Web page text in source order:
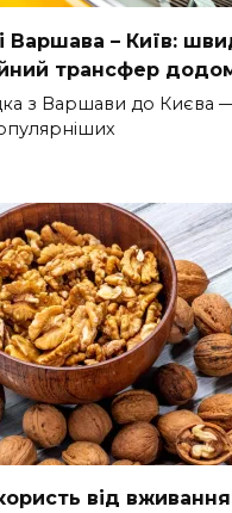
Варшава – Київ:
трансфер
з Варшави до Києва
від